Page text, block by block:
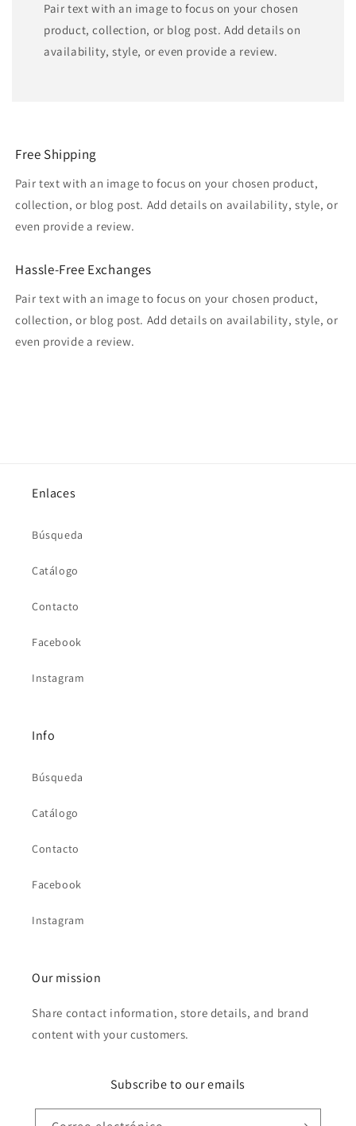
Pair text with an image to focus on your chosen
product, collection, or blog post. Add details on
availability, style, or even provide a review.
Free Shipping
Pair text with an image to focus on your chosen product,
collection, or blog post. Add details on availability, style, or
even provide a review.
Hassle-Free Exchanges
Pair text with an image to focus on your chosen product,
collection, or blog post. Add details on availability, style, or
even provide a review.
Enlaces
Búsqueda
Catálogo
Contacto
Facebook
Instagram
Info
Búsqueda
Catálogo
Contacto
Facebook
Instagram
Our mission
Share contact information, store details, and brand
content with your customers.
Subscribe to our emails